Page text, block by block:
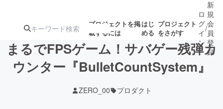
プロジェクトを掲
載するには
はじ
める
プロジェクト
をさがす
ジェクト
募集終了が近いプ
ロジェクト
ロ
グ
イ
ン
/
新
規
会
員
登
録
まるでFPSゲーム！サバゲー残弾カ
ウンター『BulletCountSystem』
ZERO_00 プロダクト